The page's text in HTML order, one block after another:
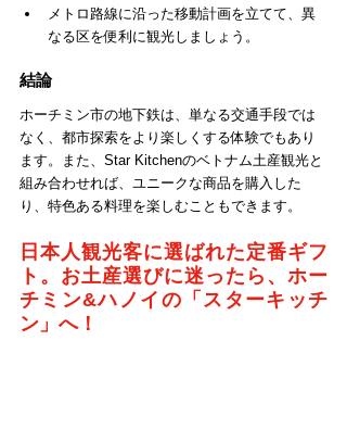
メトロ路線に沿った移動計画を立てて、異
なる区を便利に観光しましょう。
結論
ホーチミン市の地下鉄は、単なる交通手段では
なく、都市探索をより楽しくする体験でもあり
ます。また、Star Kitchenのベトナム土産観光と
組み合わせれば、ユニークな商品を購入した
り、特色ある料理を楽しむこともできます。
日本人観光客に選ばれた定番ギフ
ト。お土産選びに迷ったら、ホー
チミン&ハノイの「スターキッチ
ン」へ！